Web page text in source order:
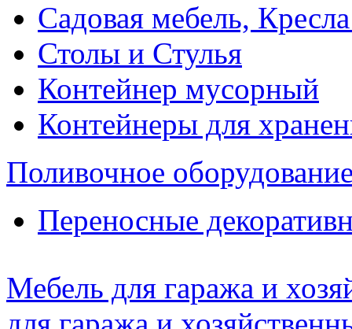
Садовая мебель,
Столы и Стулья
Контейнер мусорный
Контейнеры для
Поливочное
Переносные
Мебель для гаража и